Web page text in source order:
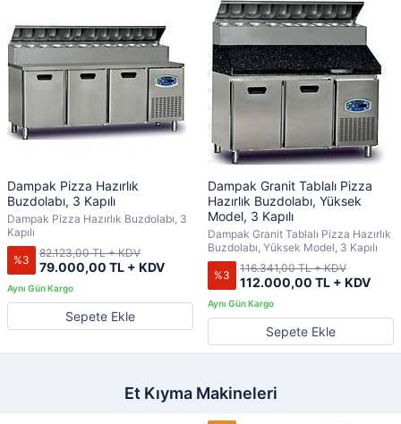
Dampak Pizza Hazırlık
Buzdolabı, 3 Kapılı
Dampak Pizza Hazırlık Buzdolabı, 3
Kapılı
%3 79.000,00 TL + KDV
82.123,00 TL + KDV
Sepete Ekle
Dampak Granit Tablalı Pizza
Hazırlık Buzdolabı, Yüksek
Model, 3 Kapılı
Dampak Granit Tablalı Pizza Hazırlık
Buzdolabı, Yüksek Model, 3 Kapılı
%3 112.000,00 TL + KDV
116.341,00 TL + KDV
Sepete Ekle
Et Kıyma Makineleri